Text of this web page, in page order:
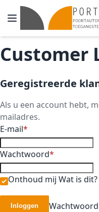
Ga naar de inhoud
Toggle Nav
Customer
Geregistreerde
Als u een account hebt,
mailadres.
E-mail
Wachtwoord
Onthoud mij Wat is dit?
Inloggen